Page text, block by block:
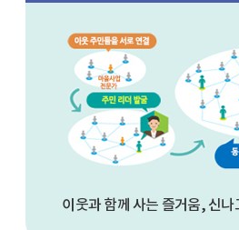
이웃과 함께 사는 즐거움, 신나